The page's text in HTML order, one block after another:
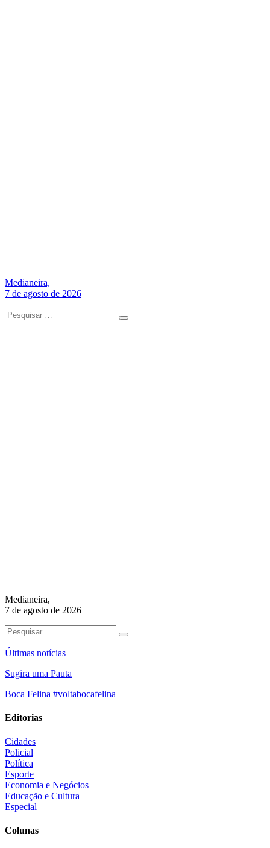
Medianeira,
7 de agosto de 2026
Medianeira,
7 de agosto de 2026
Últimas notícias
Sugira uma Pauta
Boca Felina #voltabocafelina
Editorias
Cidades
Policial
Política
Esporte
Economia e Negócios
Educação e Cultura
Especial
Colunas